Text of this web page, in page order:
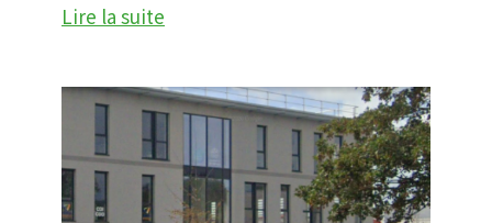
Lire la suite